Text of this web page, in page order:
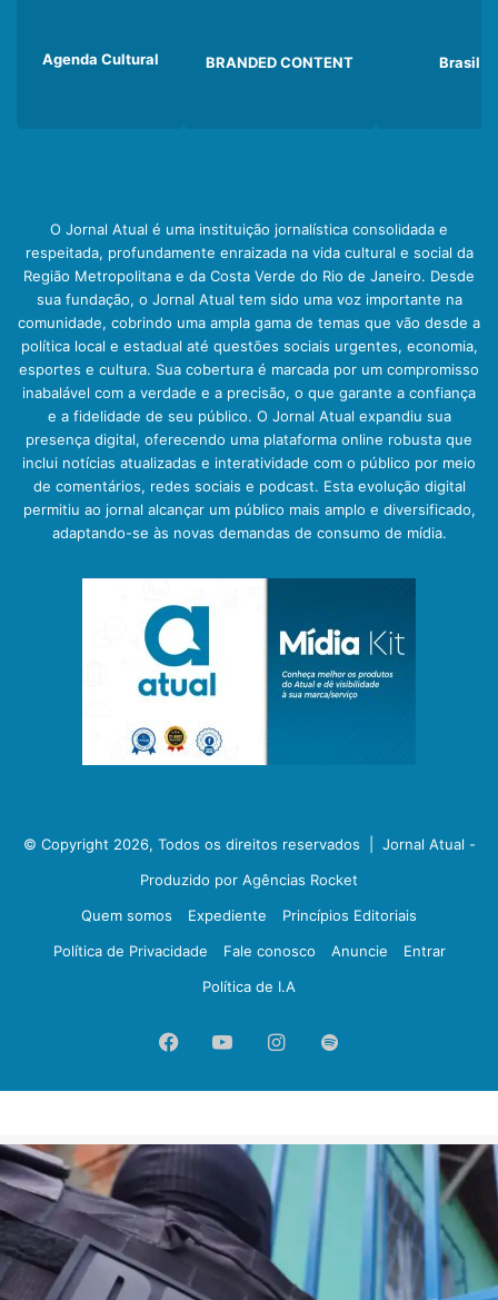
Agenda Cultural BRANDED CONTENT Brasil
O Jornal Atual é uma instituição jornalística consolidada e
respeitada, profundamente enraizada na vida cultural e social da
Região Metropolitana e da Costa Verde do Rio de Janeiro. Desde
sua fundação, o Jornal Atual tem sido uma voz importante na
comunidade, cobrindo uma ampla gama de temas que vão desde a
política local e estadual até questões sociais urgentes, economia,
esportes e cultura. Sua cobertura é marcada por um compromisso
inabalável com a verdade e a precisão, o que garante a confiança
e a fidelidade de seu público. O Jornal Atual expandiu sua
presença digital, oferecendo uma plataforma online robusta que
inclui notícias atualizadas e interatividade com o público por meio
de comentários, redes sociais e podcast. Esta evolução digital
permitiu ao jornal alcançar um público mais amplo e diversificado,
adaptando-se às novas demandas de consumo de mídia.
© Copyright 2026, Todos os direitos reservados | Jornal Atual -
Produzido por Agências Rocket
Quem somos
Expediente
Princípios Editoriais
Política de Privacidade
Fale conosco Anuncie
Entrar
Política de I.A
FacebookYouTubeInstagram
Spotify